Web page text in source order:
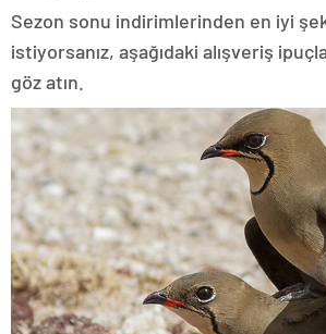
Sezon sonu indirimlerinden en iyi
istiyorsanız, aşağıdaki alışveriş
göz atın.